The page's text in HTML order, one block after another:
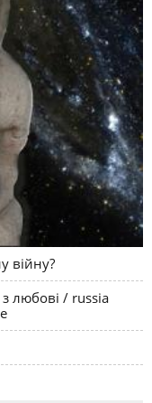
війну?
любові / russia